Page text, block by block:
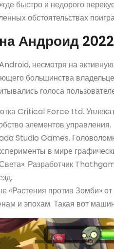
быстро и недорого
обстоятельствах
Андроид 2022
несмотря на
большинства
голоса
Critical Force Ltd.
элементов управления.
Studio Games.
в мире
Разработчик
«Растения против Зомби»
и эпохам. Такая вот